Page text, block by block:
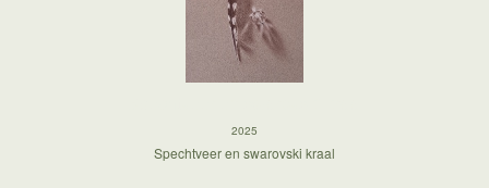
2025
Spechtveer en swarovski kraal